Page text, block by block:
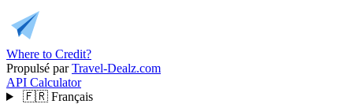
Where to Credit?
Propulsé par Travel-Dealz.com
API Calculator
🇫🇷 Français